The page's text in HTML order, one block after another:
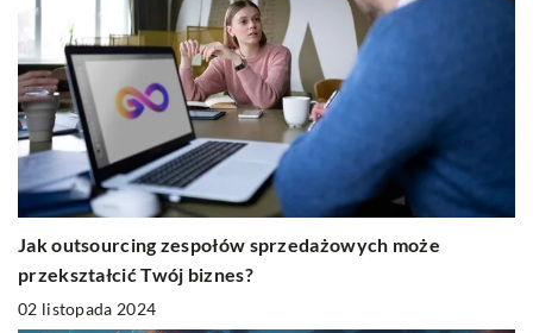
Jak outsourcing zespołów sprzedażowych może
przekształcić Twój biznes?
02 listopada 2024